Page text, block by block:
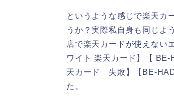
というような感じで楽天カ
うか？実際私自身も同じよ
店で楽天カードが使えない
ワイト 楽天カード】【
天カード 失敗】【BE-
た。